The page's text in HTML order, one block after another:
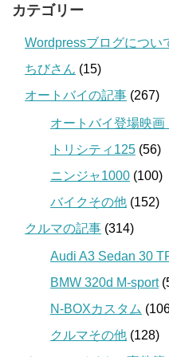
カテゴリー
Wordpressブログについ
ちびさん (15)
オートバイの記事 (267)
オートバイ登場映画
トリシティ125 (56)
ニンジャ1000 (100)
バイクその他 (152)
クルマの記事 (314)
Audi A3 Sedan 30
BMW 320d M-sport
N-BOXカスタム
クルマその他 (128)